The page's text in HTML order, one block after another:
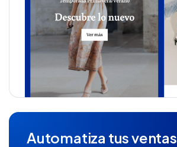
Automatiza tus ventas